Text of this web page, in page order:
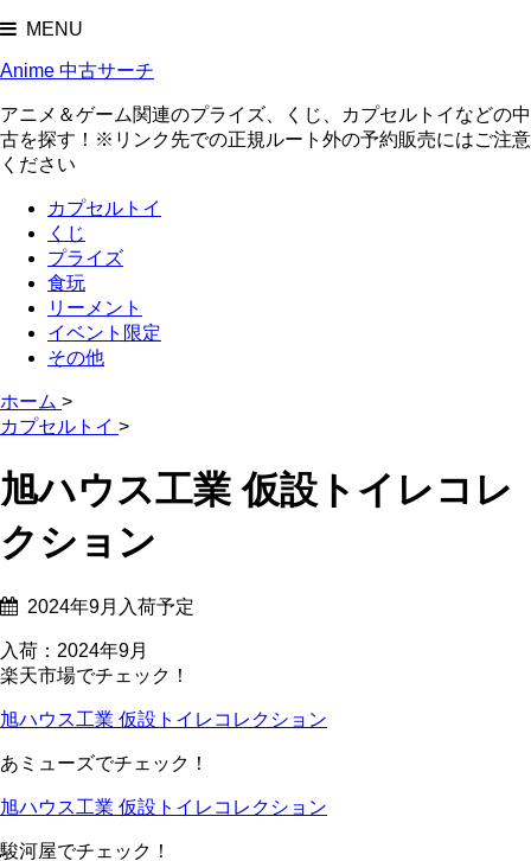
MENU
Anime 中古サーチ
アニメ＆ゲーム関連のプライズ、くじ、カプセルトイなどの中
古を探す！※リンク先での正規ルート外の予約販売にはご注意
ください
カプセルトイ
くじ
プライズ
食玩
リーメント
イベント限定
その他
ホーム >
カプセルトイ >
旭ハウス工業 仮設トイレコレ
クション
2024年9月入荷予定
入荷：2024年9月
楽天市場でチェック！
旭ハウス工業 仮設トイレコレクション
あミューズでチェック！
旭ハウス工業 仮設トイレコレクション
駿河屋でチェック！